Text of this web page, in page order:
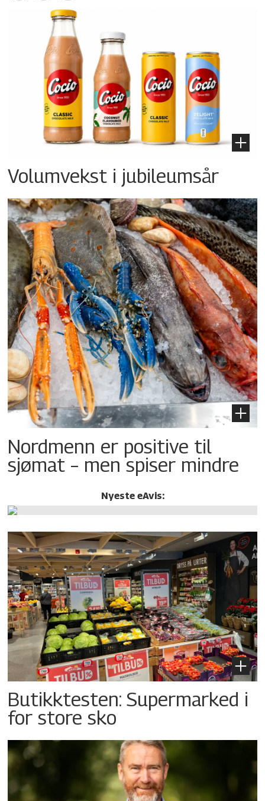
Volumvekst i jubileumsår
Nordmenn er positive til
sjømat – men spiser mindre
Nyeste eAvis:
Butikktesten: Supermarked i
for store sko